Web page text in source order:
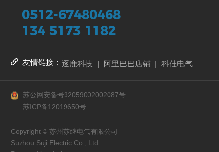
0512-67480468
134 5173 1182
友情链接：逐鹿科技 阿里巴巴店铺 科佳电气
苏公网安备号32059002002087号
苏ICP备12019650号
Copyright © 苏州苏继电气有限公司
Suzhou Suji Electric Co., Ltd.